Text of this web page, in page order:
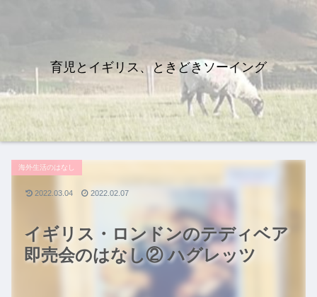
育児とイギリス、ときどきソーイング
イギリス・ロンドンのテディベア
即売会のはなし② ハグレッツ
海外生活のはなし
2022.03.04 2022.02.07